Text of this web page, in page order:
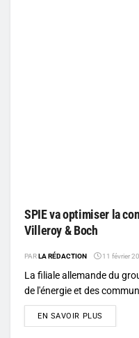
SPIE va optimiser la
Villeroy & Boch
PARLA RÉDACTION 11 février
La filiale allemande du
de l'énergie et des
EN SAVOIR PLUS